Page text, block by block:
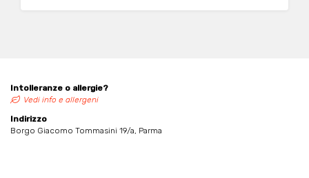
Intolleranze o allergie?
Vedi info e allergeni
Indirizzo
Borgo Giacomo Tommasini 19/a, Parma